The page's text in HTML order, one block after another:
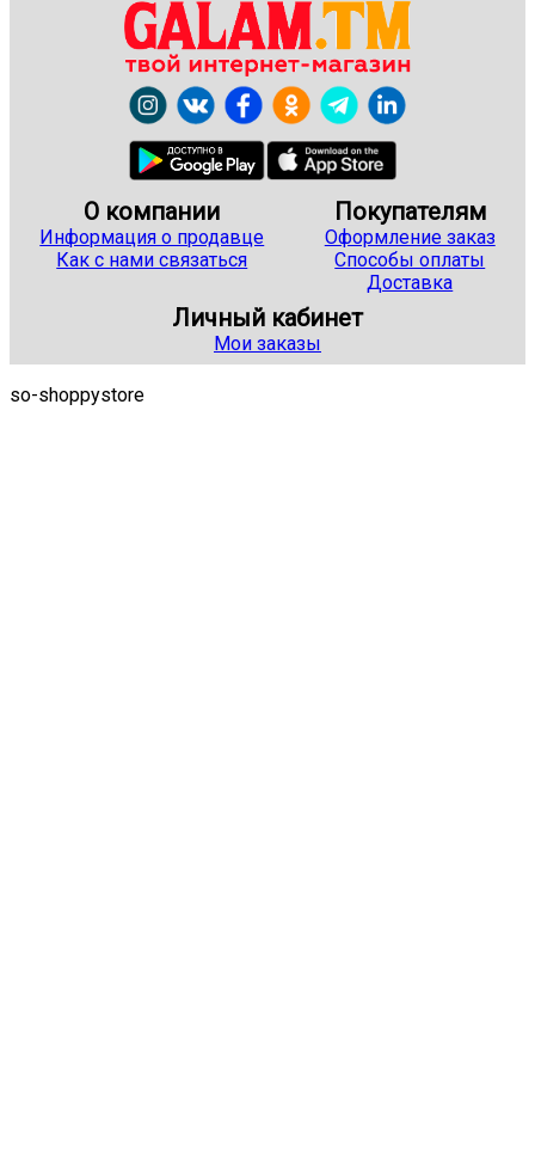
О компании
Информация о продавце
Как с нами связаться
Покупателям
Оформление заказ
Способы оплаты
Доставка
Личный кабинет
Мои заказы
so-shoppystore